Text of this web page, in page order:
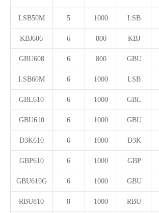
LSB50M 5 1000 LSB
KBJ606 6 800 KBJ
GBU608 6 800 GBU
LSB60M 6 1000 LSB
GBL610 6 1000 GBL
GBU610 6 1000 GBU
D3K610 6 1000 D3K
GBP610 6 1000 GBP
GBU610G 6 1000 GBU
RBU810 8 1000 RBU